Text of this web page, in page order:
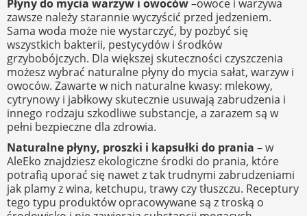
Płyny do mycia warzyw i owoców–owoce i warzywa
zawsze należy starannie wyczyścić przed jedzeniem.
Sama woda może nie wystarczyć, by pozbyć się
wszystkich bakterii, pestycydów i środków
grzybobójczych. Dla większej skuteczności czyszczenia
możesz wybrać naturalne płyny do mycia sałat, warzyw i
owoców. Zawarte w nich naturalne kwasy: mlekowy,
cytrynowy i jabłkowy skutecznie usuwają zabrudzenia i
innego rodzaju szkodliwe substancje, a zarazem są w
pełni bezpieczne dla zdrowia.
Naturalne płyny, proszki i kapsułki do prania – w
AleEko znajdziesz ekologiczne środki do prania, które
potrafią uporać się nawet z tak trudnymi zabrudzeniami
jak plamy z wina, ketchupu, trawy czy tłuszczu. Receptury
tego typu produktów opracowywane są z troską o